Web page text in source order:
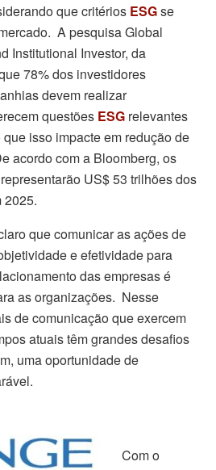
que critérios ESGse
A pesquisa Global
Institutional Investor, da
78% dos investidores
devem realizar
questões ESG relevantes
isso impacte em redução de
acordo com a Bloomberg, os
representarão US$ 53 trilhões dos
2025.
que comunicar as ações de
e efetividade para
das empresas é
as organizações. Nesse
de comunicação que exercem
atuais têm grandes desafios
uma oportunidade de
Com o